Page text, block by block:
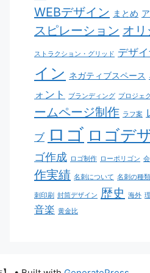
WEBデザイン まとめ
スピレーション オ
ストラクション・グリッド デザ
イン ネガティブスペース
ォント
ブランディング プロジェ
ームページ制作 ラフ案
ブ ロゴ ロゴデ
ゴ作成 ロゴ制作 ローポリゴン
作実績 名刺について 名刺の種類
刺印刷 封筒デザイン 歴史 海外
音楽 黄金比